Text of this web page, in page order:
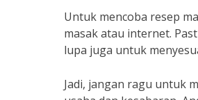
Untuk mencoba resep
masak atau internet.
lupa juga untuk
Jadi, jangan ragu untuk